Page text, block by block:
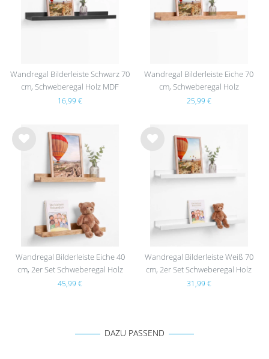
Wandregal Bilderleiste Schwarz 70
cm, Schweberegal Holz MDF
16,99 €
Wandregal Bilderleiste Eiche 70
cm, Schweberegal Holz
25,99 €
Wu
Wandregal Bilderleiste Eiche 40
cm, 2er Set Schweberegal Holz
45,99 €
Wu
hlist
e
Wandregal Bilderleiste Weiß 70
cm, 2er Set Schweberegal Holz
MDF
31,99 €
DAZU PASSEND